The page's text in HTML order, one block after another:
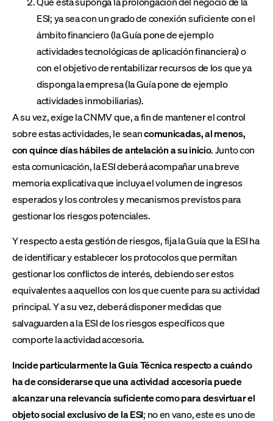
ESI; ya sea con un grado de conexión suficiente con el
ámbito financiero (la Guía pone de ejemplo
actividades tecnológicas de aplicación financiera) o
con el objetivo de rentabilizar recursos de los que ya
disponga la empresa (la Guía pone de ejemplo
actividades inmobiliarias).
A su vez, exige la CNMV que, a fin de mantener el control
sobre estas actividades, le seancomunicadas, al menos,
con quince días hábiles de antelación a su inicio. Junto con
esta comunicación, la ESI deberá acompañar una breve
memoria explicativa que incluya el volumen de ingresos
esperados y los controles y mecanismos previstos para
gestionar los riesgos potenciales.
Y respecto a esta gestión de riesgos, fija la Guía que la ESI ha
de identificar y establecer los protocolos que permitan
gestionar los conflictos de interés, debiendo ser estos
equivalentes a aquellos con los que cuente para su actividad
principal. Y a su vez, deberá disponer medidas que
salvaguarden a la ESI de los riesgos específicos que
comporte la actividad accesoria.
Incide particularmente la Guía Técnica respecto a cuándo
ha de considerarse que una actividad accesoria puede
alcanzar una relevancia suficiente como para desvirtuar el
objeto social exclusivo de la ESI; no en vano, este es uno de